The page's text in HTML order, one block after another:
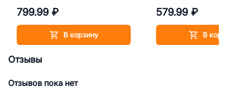
799.99 ₽
В корзину
579.99 ₽
В
Отзывы
Отзывов пока нет